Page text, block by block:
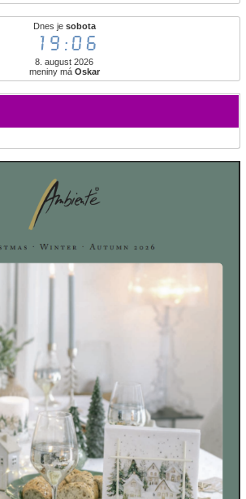
Dnes je sobota
19:06
8. august 2026
meniny má Oskar